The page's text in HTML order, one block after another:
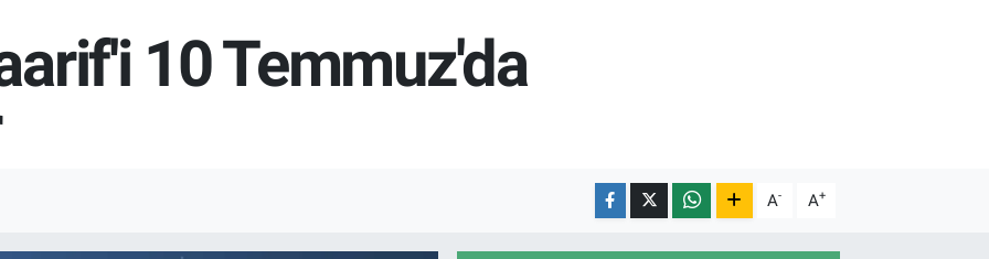
10 Temmuz'da
A- A+